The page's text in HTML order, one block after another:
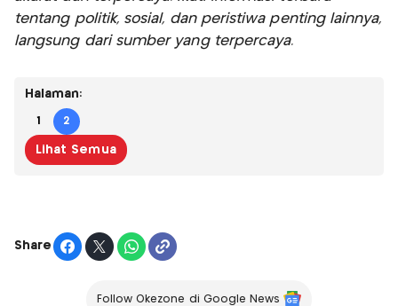
tentang politik, sosial, dan peristiwa penting lainnya,
langsung dari sumber yang terpercaya.
Halaman:
1 2
Lihat Semua
Share
Follow Okezone di Google News